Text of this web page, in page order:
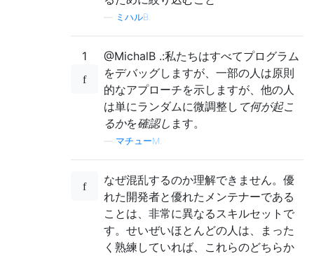
ミハルB.
1
@MichalB .:私たちはすべてプログラム
をデバッグしますが、一部の人は原則
的なアプローチを示しますが、他の人
は単にランダムに微調整し て何が起こ
るかを確認し ます。
マチューM.
なぜ混乱するのか理解できません。優
れた開発者と優れたメンテナーである
ことは、非常に異なるスキルセットで
す。せいぜいほとんどの人は、まった
く熟練していれば、これらのどちらか